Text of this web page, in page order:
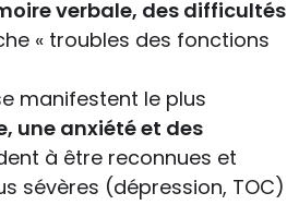
verbale, des difficultés
« troubles des fonctions
manifestent le plus
une anxiété et des
à être reconnues et
sévères (dépression, TOC)